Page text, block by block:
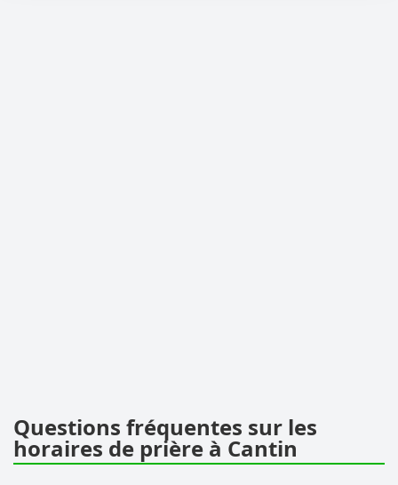
Questions fréquentes sur les
horaires de prière à Cantin